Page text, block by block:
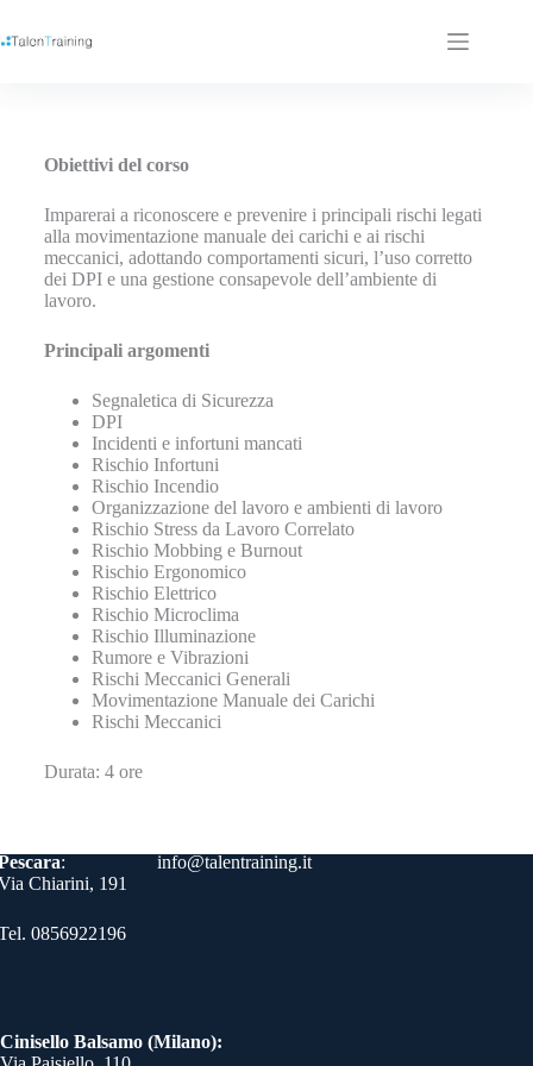
Obiettivi del corso
Imparerai a riconoscere e prevenire i principali rischi legati
alla movimentazione manuale dei carichi e ai rischi
meccanici, adottando comportamenti sicuri, l’uso corretto
dei DPI e una gestione consapevole dell’ambiente di
lavoro.
Principali argomenti
Segnaletica di Sicurezza
DPI
Incidenti e infortuni mancati
Rischio Infortuni
Rischio Incendio
Organizzazione del lavoro e ambienti di lavoro
Rischio Stress da Lavoro Correlato
Rischio Mobbing e Burnout
Rischio Ergonomico
Rischio Elettrico
Rischio Microclima
Rischio Illuminazione
Rumore e Vibrazioni
Rischi Meccanici Generali
Movimentazione Manuale dei Carichi
Rischi Meccanici
Durata: 4 ore
info@talentraining.it
:
Chiarini, 191
0856922196
Cinisello Balsamo (Milano):